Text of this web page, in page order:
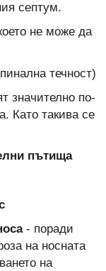
септум.
не може да
течност)
значително по-
Като такива се
пътища
- поради
на носната
на